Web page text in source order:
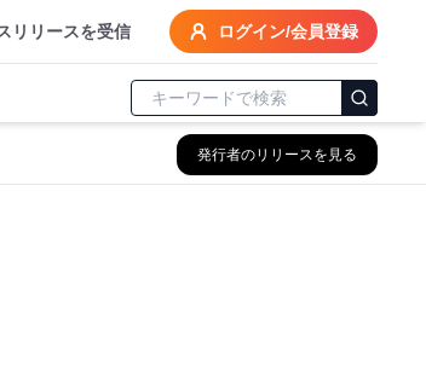
リリースを受信 ログイン/会員登録
発行者のリリースを見る